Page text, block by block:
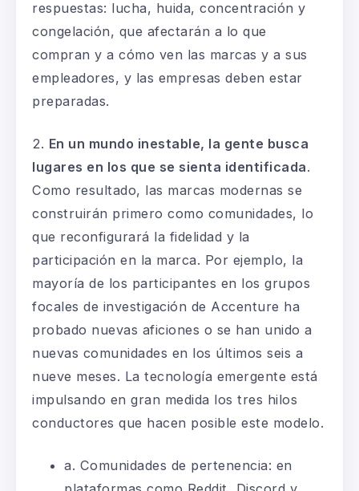
respuestas: lucha, huida, concentración y
congelación, que afectarán a lo que
compran y a cómo ven las marcas y a sus
empleadores, y las empresas deben estar
preparadas.
2. En un mundo inestable, la gente busca
lugares en los que se sienta identificada.
Como resultado, las marcas modernas se
construirán primero como comunidades, lo
que reconfigurará la fidelidad y la
participación en la marca. Por ejemplo, la
mayoría de los participantes en los grupos
focales de investigación de Accenture ha
probado nuevas aficiones o se han unido a
nuevas comunidades en los últimos seis a
nueve meses. La tecnología emergente está
impulsando en gran medida los tres hilos
conductores que hacen posible este modelo.
a. Comunidades de pertenencia: en